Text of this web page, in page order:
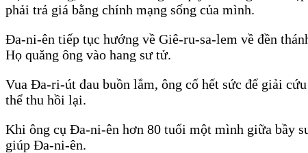
phải trả giá bằng chính mạng sống của mình.
Đa-ni-ên tiếp tục hướng về Giê-ru-sa-lem về đền
Họ quăng ông vào hang sư tử.
Vua Đa-ri-út đau buồn lắm, ông cố hết sức để giải
thể thu hồi lại.
Khi ông cụ Đa-ni-ên hơn 80 tuổi một mình giữa bầy
giúp Đa-ni-ên.